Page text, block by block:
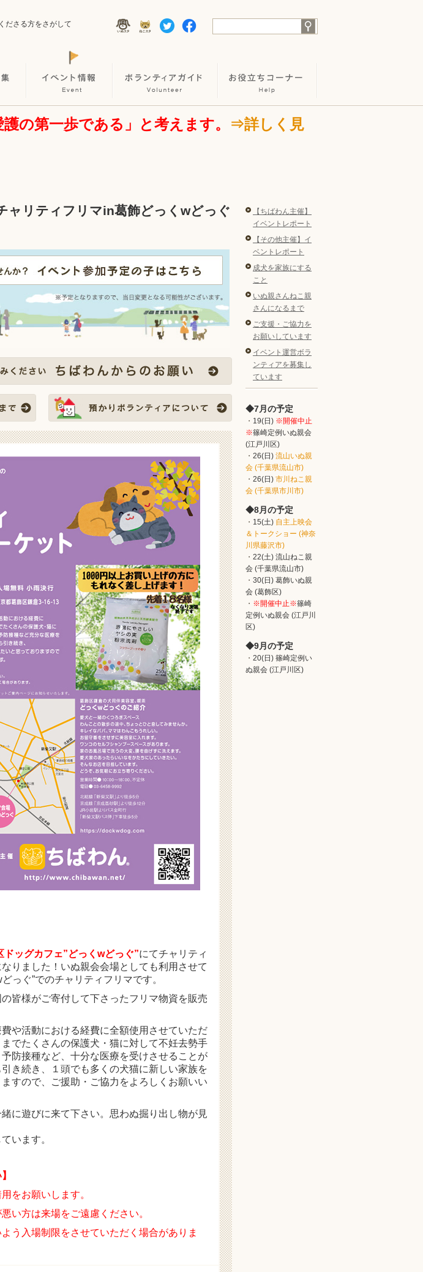
ださる方をさがして
の第一歩である」と考えます。
⇒詳しく見
ャリティフリマin葛飾どっくwどっぐ
ドッグカフェ”どっくwどっぐ”にてチャリティ
りました！いぬ親会会場としても利用させて
っぐ”でのチャリティフリマです。
皆様がご寄付して下さったフリマ物資を販売
や活動における経費に全額使用させていただ
でたくさんの保護犬・猫に対して不妊去勢手
防接種など、十分な医療を受けさせることが
き続き、１頭でも多くの犬猫に新しい家族を
すので、ご援助・ご協力をよろしくお願いい
に遊びに来て下さい。思わぬ掘り出し物が見
います。
をお願いします。
い方は来場をご遠慮ください。
う入場制限をさせていただく場合がありま
【ちばわん主催】
イベントレポート
【その他主催】イ
ベントレポート
成犬を家族にする
こと
いぬ親さんねこ親
さんになるまで
ご支援・ご協力を
お願いしています
イベント運営ボラ
ンティアを募集し
ています
7月の予定
19(日) ※開催中止
※篠崎定例いぬ親会
(江戸川区)
26(日) 流山いぬ親
会 (千葉県流山市)
26(日) 市川ねこ親
会 (千葉県市川市)
8月の予定
15(土) 自主上映会
＆トークショー (神奈
川県藤沢市)
22(土) 流山ねこ親
会 (千葉県流山市)
30(日) 葛飾いぬ親
会 (葛飾区)
※開催中止※篠崎
定例いぬ親会 (江戸川
区)
9月の予定
20(日) 篠崎定例い
ぬ親会 (江戸川区)